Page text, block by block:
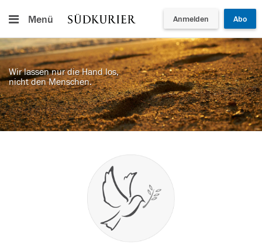
Menü Anmelden Abo
Wir lassen nur die Hand los,
nicht den Menschen.